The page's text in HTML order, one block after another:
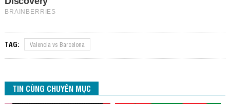
TAG: Valencia vs Barcelona
TIN CÙNG CHUYÊN MỤC